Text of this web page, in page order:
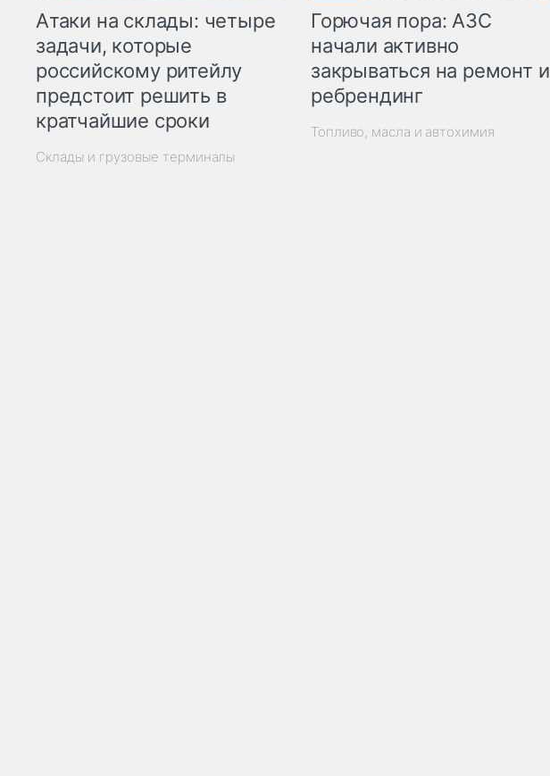
Атаки на склады: четыре
задачи, которые
российскому ритейлу
предстоит решить в
кратчайшие сроки
Склады и грузовые терминалы
Горючая пора: АЗС
начали активно
закрываться на ремонт и
ребрендинг
Топливо, масла и автохимия